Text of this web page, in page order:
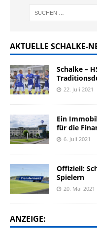
AKTUELLE SCHALKE-
Schalke –
22. Juli 2021
Ein
für die
6. Juli 2021
Offiziell:
Spielern
20. Mai 2021
ANZEIGE: